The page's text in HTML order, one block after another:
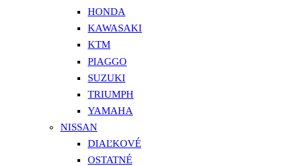
HONDA
KAWASAKI
KTM
PIAGGO
SUZUKI
TRIUMPH
YAMAHA
NISSAN
DIAĽKOVÉ
OSTATNÉ